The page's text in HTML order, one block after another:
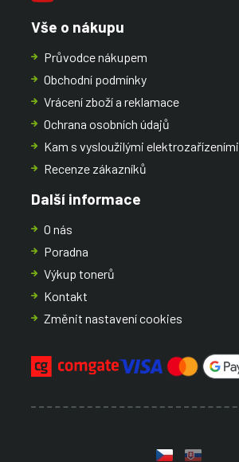
Vše o nákupu
Průvodce nákupem
Obchodní podmínky
Vrácení zboží a reklamace
Ochrana osobních údajů
Kam s vysloužilými elektrozařízeními
Recenze zákazníků
Další informace
O nás
Poradna
Výkup tonerů
Kontakt
Změnit nastavení cookies